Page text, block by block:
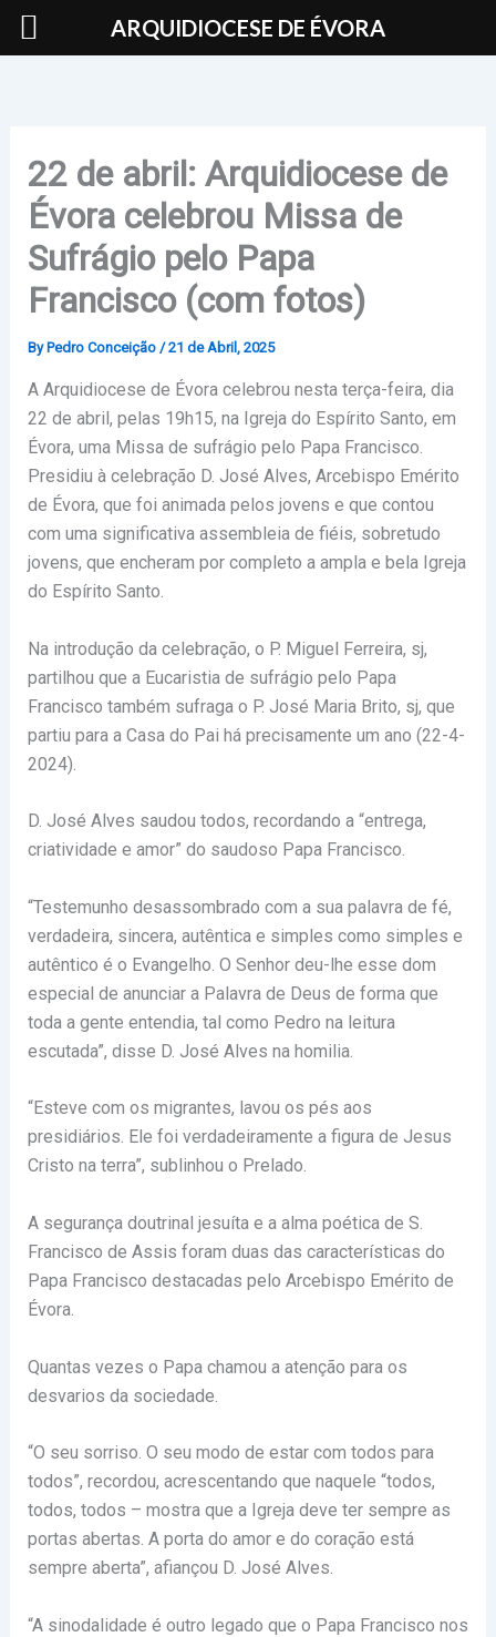
Skip
22 de abril: Arquidiocese de
Évora celebrou Missa de
Sufrágio pelo Papa
Francisco (com fotos)
By Pedro Conceição /21 de Abril, 2025
A Arquidiocese de Évora celebrou nesta terça-feira, dia
22 de abril, pelas 19h15, na Igreja do Espírito Santo, em
Évora, uma Missa de sufrágio pelo Papa Francisco.
Presidiu à celebração D. José Alves, Arcebispo Emérito
de Évora, que foi animada pelos jovens e que contou
com uma significativa assembleia de fiéis, sobretudo
jovens, que encheram por completo a ampla e bela Igreja
do Espírito Santo.
Na introdução da celebração, o P. Miguel Ferreira, sj,
partilhou que a Eucaristia de sufrágio pelo Papa
Francisco também sufraga o P. José Maria Brito, sj, que
partiu para a Casa do Pai há precisamente um ano (22-4-
2024).
D. José Alves saudou todos, recordando a “entrega,
criatividade e amor” do saudoso Papa Francisco.
“Testemunho desassombrado com a sua palavra de fé,
verdadeira, sincera, autêntica e simples como simples e
autêntico é o Evangelho. O Senhor deu-lhe esse dom
especial de anunciar a Palavra de Deus de forma que
toda a gente entendia, tal como Pedro na leitura
escutada”, disse D. José Alves na homilia.
“Esteve com os migrantes, lavou os pés aos
presidiários. Ele foi verdadeiramente a figura de Jesus
Cristo na terra”, sublinhou o Prelado.
A segurança doutrinal jesuíta e a alma poética de S.
Francisco de Assis foram duas das características do
Papa Francisco destacadas pelo Arcebispo Emérito de
Évora.
Quantas vezes o Papa chamou a atenção para os
desvarios da sociedade.
“O seu sorriso. O seu modo de estar com todos para
todos”, recordou, acrescentando que naquele “todos,
todos, todos – mostra que a Igreja deve ter sempre as
portas abertas. A porta do amor e do coração está
sempre aberta”, afiançou D. José Alves.
“A sinodalidade é outro legado que o Papa Francisco nos
ARQUIDIOCESE DE ÉVORA